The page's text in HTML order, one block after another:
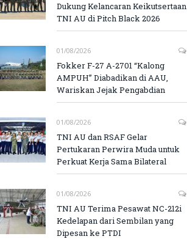
Dukung Kelancaran Keikutsertaan
TNI AU di Pitch Black 2026
01/08/2026
Fokker F-27 A-2701 “Kalong
AMPUH” Diabadikan di AAU,
Wariskan Jejak Pengabdian
01/08/2026
TNI AU dan RSAF Gelar
Pertukaran Perwira Muda untuk
Perkuat Kerja Sama Bilateral
01/08/2026
TNI AU Terima Pesawat NC-212i
Kedelapan dari Sembilan yang
Dipesan ke PTDI